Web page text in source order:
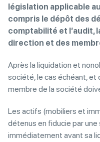
législation applicable
compris le dépôt des
comptabilité et l’audit,
direction et des
Après la liquidation et
société, le cas échéant, et
membre de la société
Les actifs (mobiliers et
détenus en fiducie par
immédiatement avant sa